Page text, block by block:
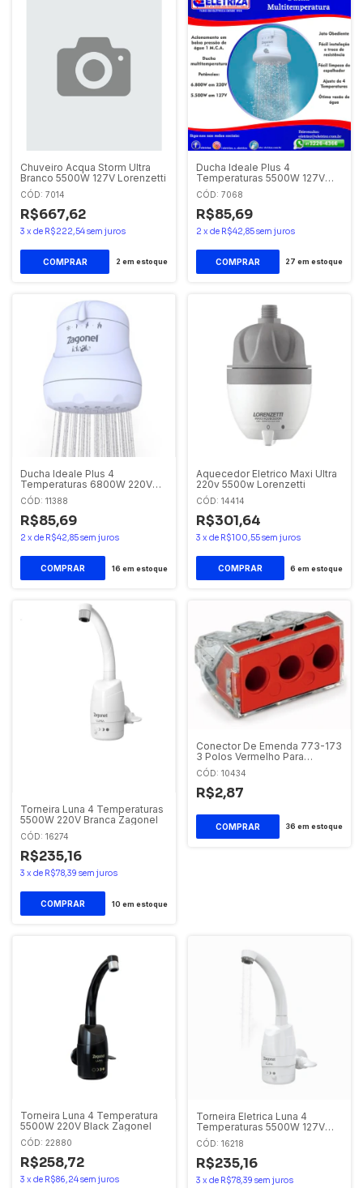
Chuveiro Acqua Storm Ultra
Branco 5500W 127V Lorenzetti
CÓD: 7014
R$667,62
3 x de R$222,54sem juros
2 em estoque
Ducha Ideale Plus 4
Temperaturas 5500W 127V
Branca Zagonel
CÓD: 7068
R$85,69
2 x de R$42,85sem juros
27 em estoque
Ducha Ideale Plus 4
Temperaturas 6800W 220V
Branca Zagonel
CÓD: 11388
R$85,69
2 x de R$42,85sem juros
16 em estoque
Aquecedor Eletrico Maxi Ultra
220v 5500w Lorenzetti
CÓD: 14414
R$301,64
3 x de R$100,55sem juros
6 em estoque
Torneira Luna 4 Temperaturas
5500W 220V Branca Zagonel
CÓD: 16274
R$235,16
3 x de R$78,39 sem juros
10 em estoque
Conector De Emenda 773-173
3 Polos Vermelho Para
Chuveiro E Torneira Ate
6,00mm Chuveiro Wago
CÓD: 10434
R$2,87
36 em estoque
Torneira Luna 4 Temperatura
5500W 220V Black Zagonel
CÓD: 22880
R$258,72
3 x de R$86,24sem juros
Torneira Eletrica Luna 4
Temperaturas 5500W 127V
Branco Zagonel
CÓD: 16218
R$235,16
3 x de R$78,39 sem juros